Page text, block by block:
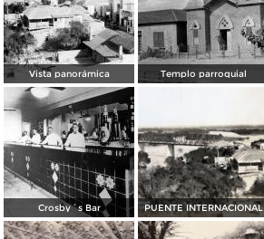
Vista panorámica Templo parroquial
Crosby´s Bar PUENTE INTERNACIONAL